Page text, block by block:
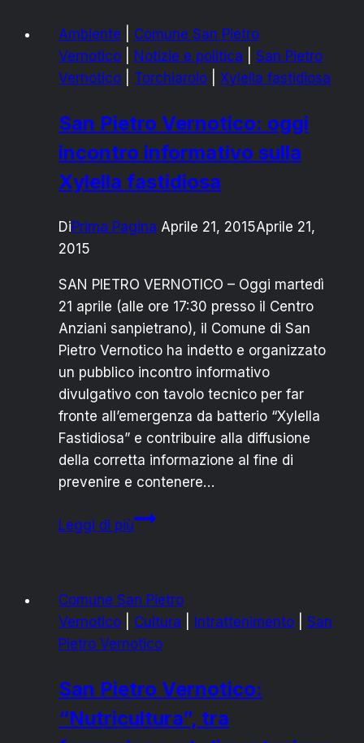
a
teatro
con
Filippo,
“La
lettera
di
Ambiente
Comune San Pietro
Vernotico
Notizie e politica
San Pietro
Vernotico
Torchiarolo Xylella fastidiosa
San Pietro Vernotico: oggi
incontro informativo sulla
Xylella fastidiosa
DiPrima Pagina Aprile 21, 2015Aprile 21,
2015
SAN PIETRO VERNOTICO – Oggi martedì
21 aprile (alle ore 17:30 presso il Centro
Anziani sanpietrano), il Comune di San
Pietro Vernotico ha indetto e organizzato
un pubblico incontro informativo
divulgativo con tavolo tecnico per far
fronte all’emergenza da batterio “Xylella
Fastidiosa” e contribuire alla diffusione
della corretta informazione al fine di
prevenire e contenere…
Leggi di piùSan
incontro
informativo
sulla
fastidiosa
Comune San Pietro
Vernotico
Cultura Intrattenimento
San
Pietro Vernotico
San Pietro Vernotico:
“Nutricultura”, tra